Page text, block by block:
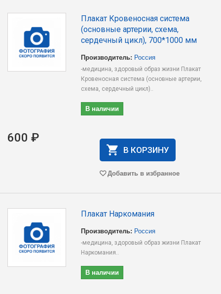
Плакат Кровеносная система
(основные артерии, схема,
сердечный цикл), 700*1000 мм
Производитель: Россия
-медицина, здоровый образ жизни Плакат
Кровеносная система (основные артерии,
схема, сердечный цикл)..
В наличии
600 ₽
В КОРЗИНУ
Добавить в избранное
Плакат Наркомания
Производитель: Россия
-медицина, здоровый образ жизни Плакат
Наркомания..
В наличии